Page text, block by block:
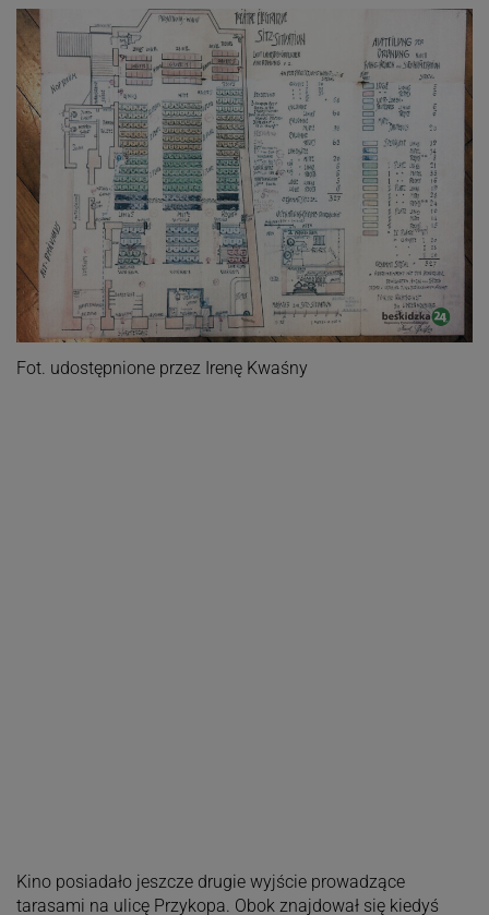
Fot. udostępnione przez Irenę Kwaśny
Kino posiadało jeszcze drugie wyjście prowadzące
tarasami na ulicę Przykopa. Obok znajdował się kiedyś